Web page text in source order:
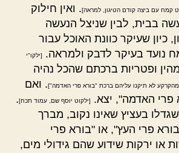
קמח עם ביצה קודם הטיגון, למראה]. ואין חילוק
בבית, לבין שניצל הנעשה
כיון שעיקר כוונת האוכל עבור
נועד בעיקר לדבק ולמראה.
[ילקו"י
ופטריות ברכתם שהכל נהיה
מהקרקע לא תיקנו עליהם ברכת "בורא פרי האדמה"]. ואם
פרי האדמה", יצא.
[ילקוט יוסף שם, עמוד תכח].
בעציץ שאינו נקוב, מברך
פרי העץ", או "בורא פרי
או ירקות שידוע שהם גידולי מים,